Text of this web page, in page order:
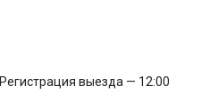
Регистрация выезда — 12:00